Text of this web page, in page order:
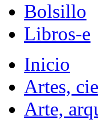
Bolsillo
Libros-e
Inicio
Artes,
Arte,